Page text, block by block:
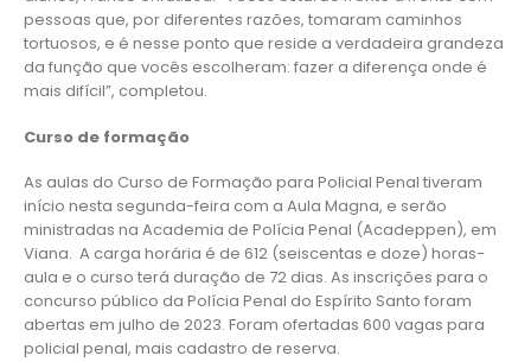
pessoas que, por diferentes razões, tomaram caminhos
tortuosos, e é nesse ponto que reside a verdadeira grandeza
da função que vocês escolheram: fazer a diferença onde é
mais difícil”, completou.
Curso de formação
As aulas do Curso de Formação para Policial Penal tiveram
início nesta segunda-feira com a Aula Magna, e serão
ministradas na Academia de Polícia Penal (Acadeppen), em
Viana. A carga horária é de 612 (seiscentas e doze) horas-
aula e o curso terá duração de 72 dias. As inscrições para o
concurso público da Polícia Penal do Espírito Santo foram
abertas em julho de 2023. Foram ofertadas 600 vagas para
policial penal, mais cadastro de reserva.